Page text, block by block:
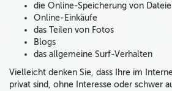
die Online-Speicherung von
Online-Einkäufe
das Teilen von Fotos
Blogs
das allgemeine Surf-Verhalten
Vielleicht denken Sie, dass Ihre im
privat sind, ohne Interesse oder schwer